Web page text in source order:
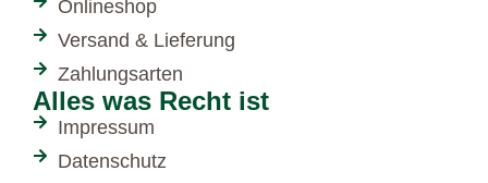
Onlineshop
Versand & Lieferung
Zahlungsarten
Alles was Recht ist
Impressum
Datenschutz